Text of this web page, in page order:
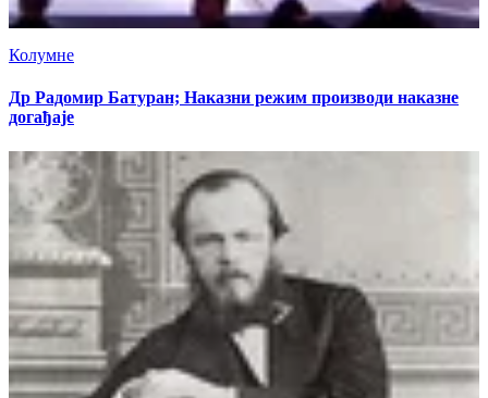
Колумне
Др Радомир Батуран; Наказни режим производи наказне
догађаје